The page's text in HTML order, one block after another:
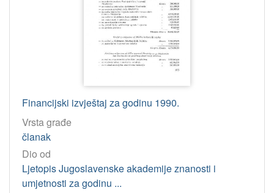
Financijski izvještaj za godinu 1990.
Vrsta građe
članak
Dio od
Ljetopis Jugoslavenske akademije znanosti i
umjetnosti za godinu ...